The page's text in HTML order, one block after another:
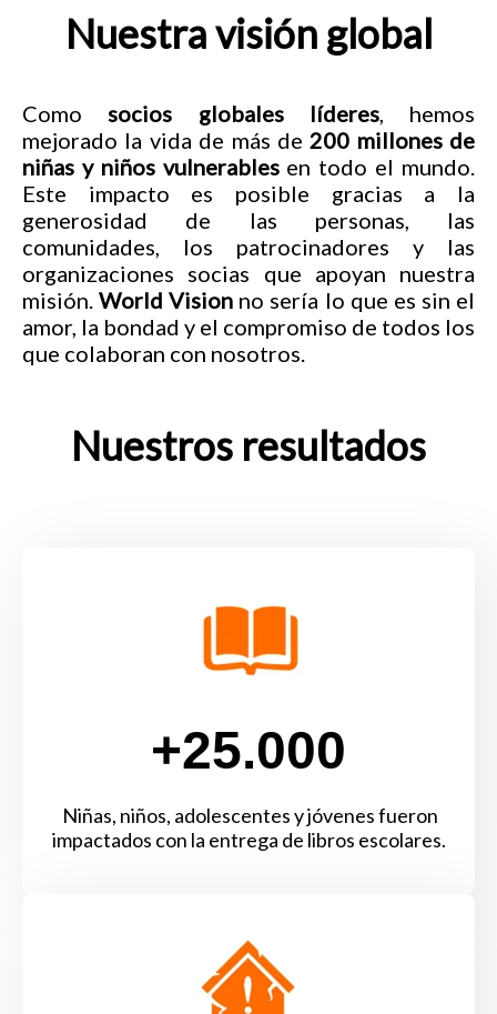
Nuestra visión global
Comosocios globales líderes, hemos
mejorado la vida de más de200 millones de
niñas y niños vulnerablesen todo el mundo.
Este impacto es posible gracias a la
generosidad de las personas, las
comunidades, los patrocinadores y las
organizaciones socias que apoyan nuestra
misión.World Vision no sería lo que es sin el
amor, la bondad y el compromiso de todos los
que colaboran con nosotros.
Nuestros resultados
+25.000
Niñas, niños, adolescentes y jóvenes fueron
impactados con la entrega de libros escolares.